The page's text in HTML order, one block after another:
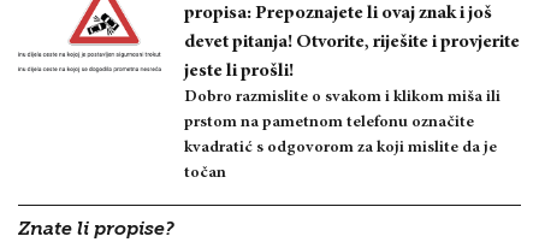
propisa: Prepoznajete li ovaj znak i još
devet pitanja! Otvorite, riješite i provjerite
jeste li prošli!
Dobro razmislite o svakom i klikom miša ili
prstom na pametnom telefonu označite
kvadratić s odgovorom za koji mislite da je
točan
Znate li propise?